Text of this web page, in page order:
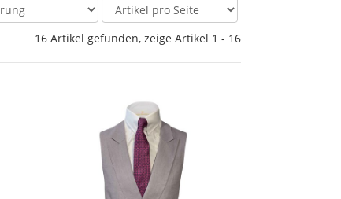
16 Artikel gefunden, zeige Artikel 1 - 16